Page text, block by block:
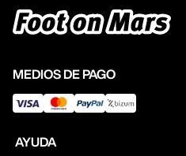
MEDIOS DE PAGO
AYUDA